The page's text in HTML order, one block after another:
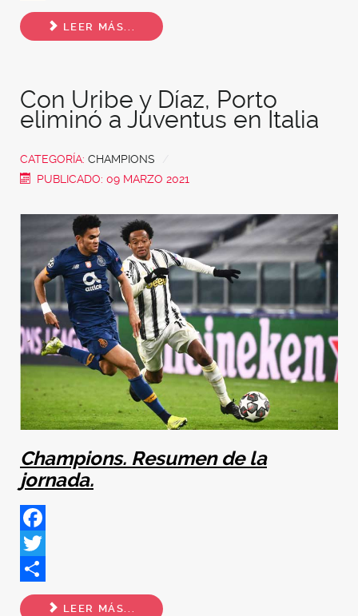
Share
LEER MÁS...
Con Uribe y Díaz, Porto
eliminó a Juventus en Italia
CATEGORÍA: CHAMPIONS
PUBLICADO: 09 MARZO 2021
Champions. Resumen de la
jornada.
Facebook
Twitter
Share
LEER MÁS...